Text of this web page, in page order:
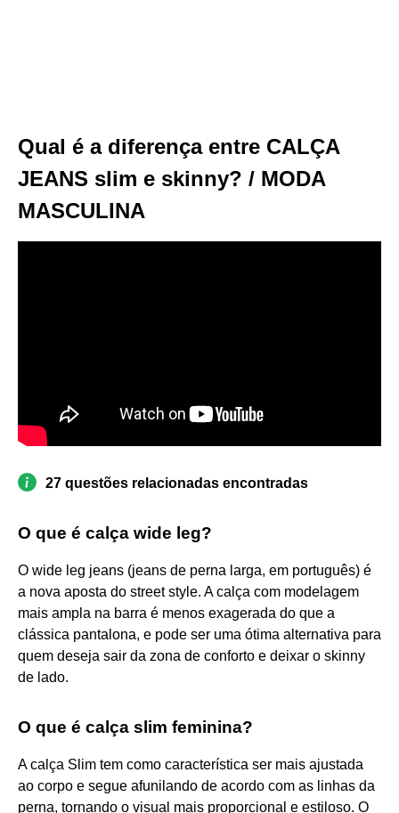
Qual é a diferença entre CALÇA
JEANS slim e skinny? / MODA
MASCULINA
27 questões relacionadas encontradas
O que é calça wide leg?
O wide leg jeans (jeans de perna larga, em português) é
a nova aposta do street style. A calça com modelagem
mais ampla na barra é menos exagerada do que a
clássica pantalona, e pode ser uma ótima alternativa para
quem deseja sair da zona de conforto e deixar o skinny
de lado.
O que é calça slim feminina?
A calça Slim tem como característica ser mais ajustada
ao corpo e segue afunilando de acordo com as linhas da
perna, tornando o visual mais proporcional e estiloso. O